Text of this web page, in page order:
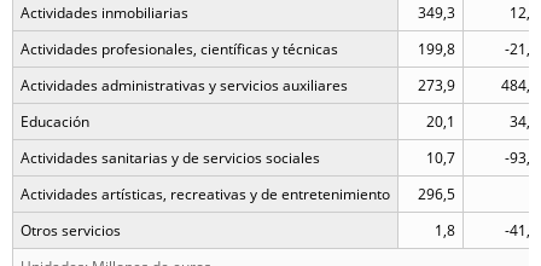
Actividades inmobiliarias
349,3
12,4
Actividades profesionales, científicas y técnicas
199,8
-21,2
Actividades administrativas y servicios auxiliares
273,9
484,0
Educación
20,1
34,6
Actividades sanitarias y de servicios sociales
10,7
-93,1
Actividades artísticas, recreativas y de entretenimiento
296,5
Otros servicios
1,8
-41,9